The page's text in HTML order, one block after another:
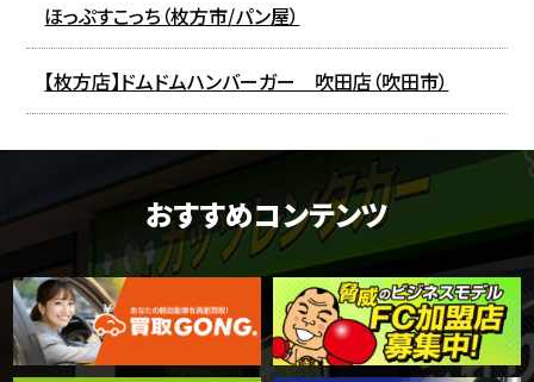
ほっぷすこっち（枚方市/パン屋）
【枚方店】ドムドムハンバーガー 吹田店（吹田市）
おすすめコンテンツ